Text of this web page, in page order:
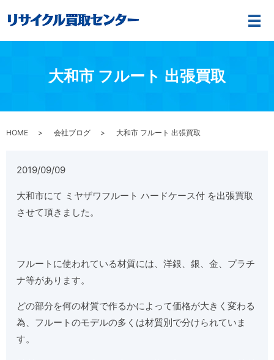
メ
大和市 フルート 出張買取
HOME 会社ブログ 大和市 フルート 出張買取
2019/09/09
大和市にて ミヤザワフルート ハードケース付 を出張買取
させて頂きました。
フルートに使われている材質には、洋銀、銀、金、プラチ
ナ等があります。
どの部分を何の材質で作るかによって価格が大きく変わる
為、フルートのモデルの多くは材質別で分けられていま
す。